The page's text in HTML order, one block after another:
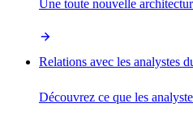
Une toute nouvelle
Relations avec les analystes
Découvrez ce que les